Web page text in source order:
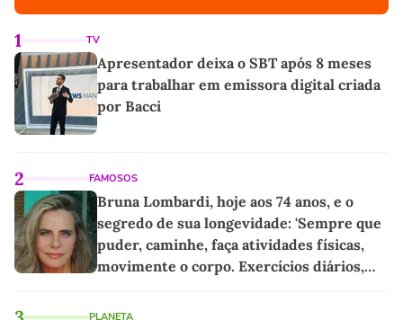
1 TV
Apresentador deixa o SBT após 8 meses
para trabalhar em emissora digital criada
por Bacci
2 FAMOSOS
Bruna Lombardi, hoje aos 74 anos, e o
segredo de sua longevidade: 'Sempre que
puder, caminhe, faça atividades físicas,
movimente o corpo. Exercícios diários,
PLANETA